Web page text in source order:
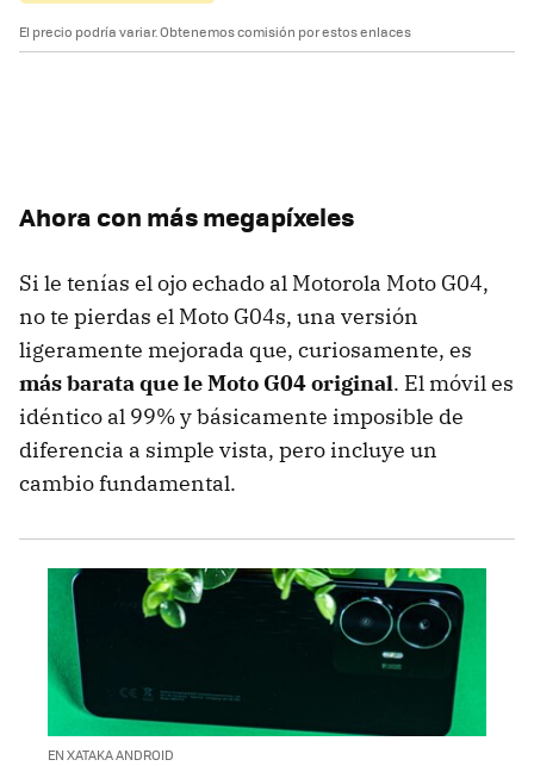
El precio podría variar. Obtenemos comisión por estos enlaces
Ahora con más megapíxeles
Si le tenías el ojo echado al Motorola Moto G04,
no te pierdas el Moto G04s, una versión
ligeramente mejorada que, curiosamente, es
más barata que le Moto G04 original. El móvil es
idéntico al 99% y básicamente imposible de
diferencia a simple vista, pero incluye un
cambio fundamental.
EN XATAKA ANDROID